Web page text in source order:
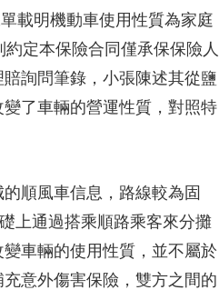
載明機動車使用性質為家庭
定本保險合同僅承保保險人
詢問筆錄，小張陳述其從鹽
了車輛的營運性質，對照特
順風車信息，路線較為固
上通過搭乘順路乘客來分攤
車輛的使用性質，並不屬於
意外傷害保險，雙方之間的